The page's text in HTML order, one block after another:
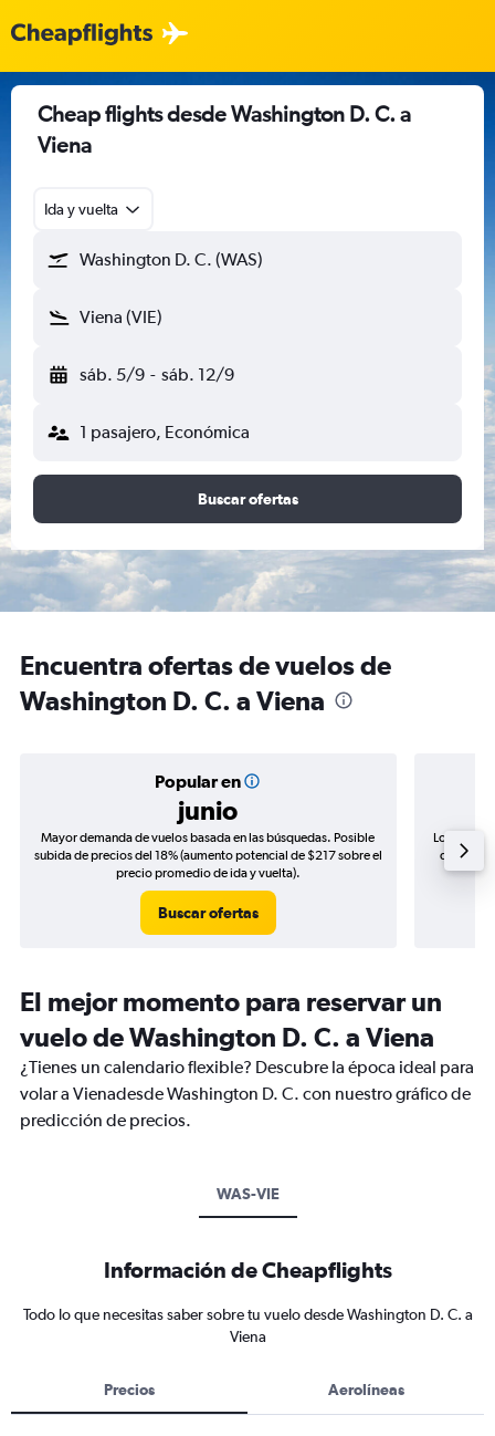
Cheap flights desde Washington D. C. a
Viena
Ida y vuelta
Washington D. C. (WAS)
Viena (VIE)
sáb. 5/9 - sáb. 12/9
1 pasajero, Económica
Buscar ofertas
Encuentra ofertas de vuelos de
Washington D. C. a Viena
Popular en
junio
Mayor demanda de vuelos basada en las búsquedas. Posible
subida de precios del 18% (aumento potencial de $217 sobre el
precio promedio de ida y vuelta).
Buscar ofertas
Los
de
El mejor momento para reservar un
vuelo de Washington D. C. a Viena
¿Tienes un calendario flexible? Descubre la época ideal para
volar a Vienadesde Washington D. C. con nuestro gráfico de
predicción de precios.
WAS-VIE
Información de Cheapflights
Todo lo que necesitas saber sobre tu vuelo desde Washington D. C. a
Viena
Precios Aerolíneas